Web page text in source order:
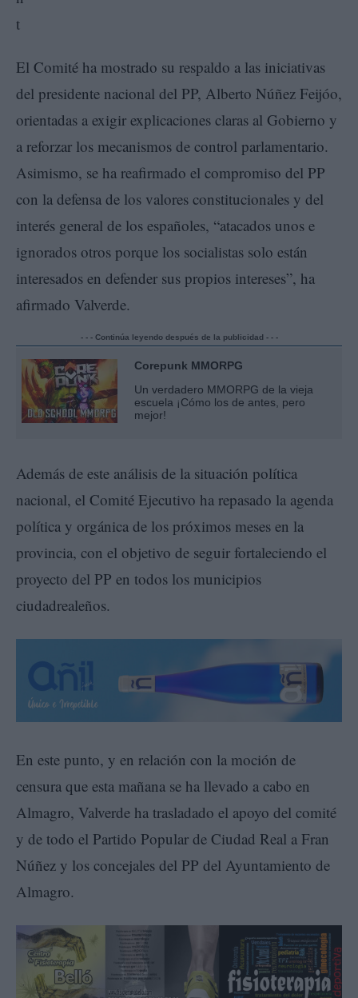
El Comité ha mostrado su respaldo a las iniciativas
del presidente nacional del PP, Alberto Núñez Feijóo,
orientadas a exigir explicaciones claras al Gobierno y
a reforzar los mecanismos de control parlamentario.
Asimismo, se ha reafirmado el compromiso del PP
con la defensa de los valores constitucionales y del
interés general de los españoles, “atacados unos e
ignorados otros porque los socialistas solo están
interesados en defender sus propios intereses”, ha
afirmado Valverde.
- - - Continúa leyendo después de la publicidad - - -
Corepunk MMORPG
Un verdadero MMORPG de la vieja
escuela ¡Cómo los de antes, pero
mejor!
Además de este análisis de la situación política
nacional, el Comité Ejecutivo ha repasado la agenda
política y orgánica de los próximos meses en la
provincia, con el objetivo de seguir fortaleciendo el
proyecto del PP en todos los municipios
ciudadrealeños.
En este punto, y en relación con la moción de
censura que esta mañana se ha llevado a cabo en
Almagro, Valverde ha trasladado el apoyo del comité
y de todo el Partido Popular de Ciudad Real a Fran
Núñez y los concejales del PP del Ayuntamiento de
Almagro.